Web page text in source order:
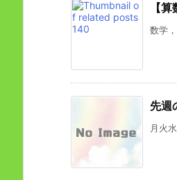
【
数学
先週
月火